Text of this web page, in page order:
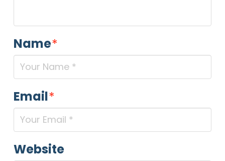
Name*
Email*
Website